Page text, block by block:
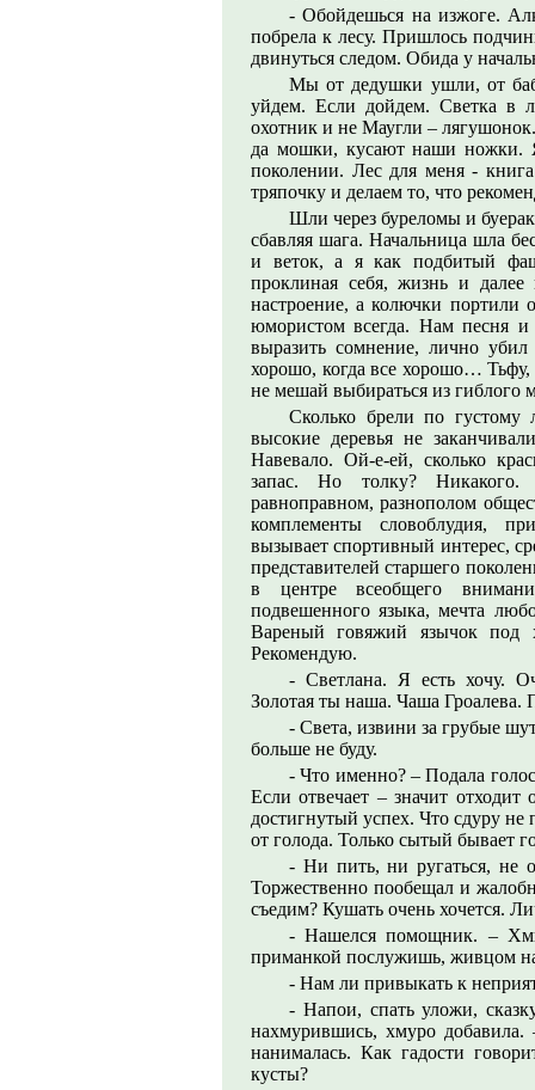
- Обойдешься на изжоге.
побрела к лесу. Пришлось
двинуться следом. Обида у
Мы от дедушки ушли, от
уйдем. Если дойдем. Светка в
охотник и не Маугли –
да мошки, кусают наши ножки.
поколении. Лес для меня -
тряпочку и делаем то, что
Шли через буреломы и
сбавляя шага. Начальница шла
и веток, а я как подбитый
проклиная себя, жизнь и
настроение, а колючки портили
юмористом всегда. Нам песня и
выразить сомнение, лично
хорошо, когда все хорошо…
не мешай выбираться из гиблого
Сколько брели по
высокие деревья не
Навевало. Ой-е-ей, сколько
запас. Но толку? Никакого.
равноправном, разнополом
комплементы словоблудия,
вызывает спортивный интерес,
представителей старшего
в центре всеобщего
подвешенного языка, мечта
Вареный говяжий язычок под
Рекомендую.
- Светлана. Я есть хочу.
Золотая ты наша. Чаша
- Света, извини за грубые
больше не буду.
- Что именно? – Подала
Если отвечает – значит
достигнутый успех. Что сдуру не
от голода. Только сытый бывает
- Ни пить, ни ругаться, не
Торжественно пообещал и
съедим? Кушать очень хочется.
- Нашелся помощник. –
приманкой послужишь, живцом
- Нам ли привыкать к
- Напои, спать уложи,
нахмурившись, хмуро
нанималась. Как гадости
кусты?